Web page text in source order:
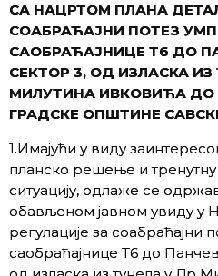
СА НАЦРТОМ ПЛАНА
СОАБРАЋАЈНИ ПОТЕЗ
САОБРАЋАЈНИЦЕ Т6 ДО
СЕКТОР 3, ОД ИЗЛАСКА ИЗ
МИЛУТИНА ИВКОВИЋА ДО
ГРАДСКЕ ОПШТИНЕ
1.Имајући у виду
планско решење и
ситуацију, одлаже се
обављеном јавном увиду у
регулације за соабраћајни
саобраћајнице Т6 до